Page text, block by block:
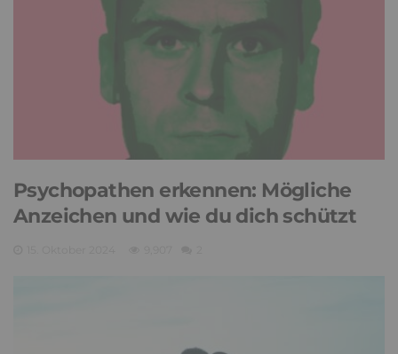
Psychopathen erkennen: Mögliche
Anzeichen und wie du dich schützt